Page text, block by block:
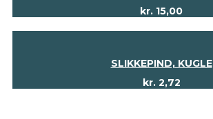
kr. 15,00
SLIKKEPIND, KUGLE
kr.2,72